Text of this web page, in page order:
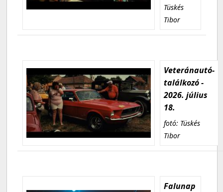
Tüskés
Tibor
Veteránautó-
találkozó -
2026. július
18.
fotó: Tüskés
Tibor
Falunap